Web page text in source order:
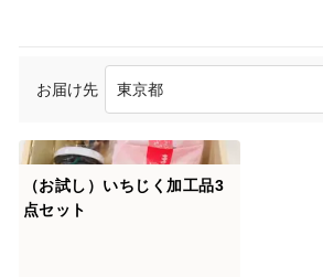
お届け先
（お試し）いちじく加工品3
点セット